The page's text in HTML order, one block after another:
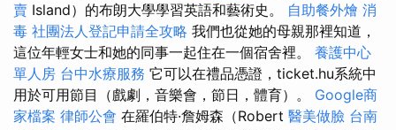
賣 Island）的布朗大學學習英語和藝術史。 自助餐外燴 消
毒 社團法人登記申請全攻略 我們也從她的​​母親那裡知道，
這位年輕女士和她的同事一起住在一個宿舍裡。 養護中心
單人房 台中水療服務 它可以在禮品憑證，ticket.hu系統中
用於可用節目（戲劇，音樂會，節日，體育）。 Google商
家檔案 律師公會 在羅伯特·詹姆森（Robert 醫美做臉 台南